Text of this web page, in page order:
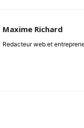
Maxime Richard
Redacteur web et